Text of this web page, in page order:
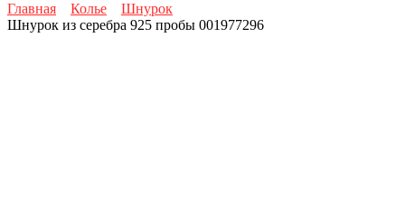
Главная
Колье
Шнурок
Шнурок из серебра 925 пробы 001977296